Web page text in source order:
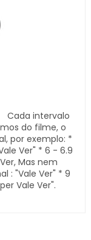
Cada intervalo
do filme, o
por exemplo: *
Ver" * 6 - 6.9
Mas nem
: "Vale Ver" * 9
Vale Ver".